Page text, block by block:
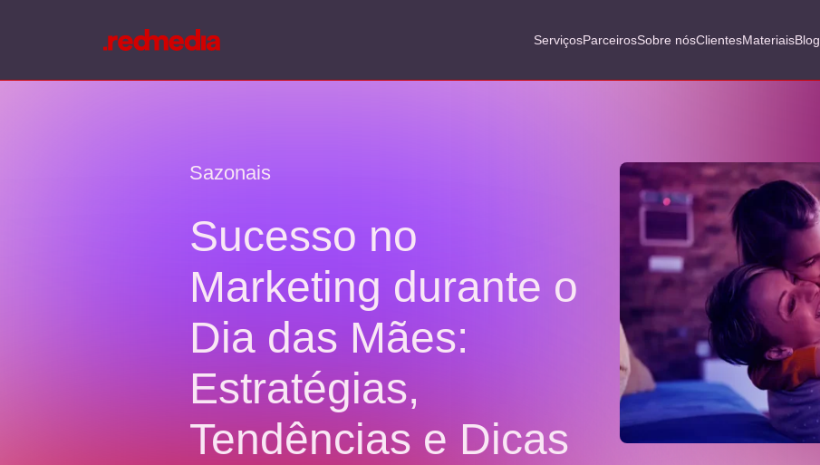
ServiçosParceirosSobre nósClientesMateriaisBlog
Sazonais
Sucesso no
Marketing durante o
Dia das Mães:
Estratégias,
Tendências e Dicas